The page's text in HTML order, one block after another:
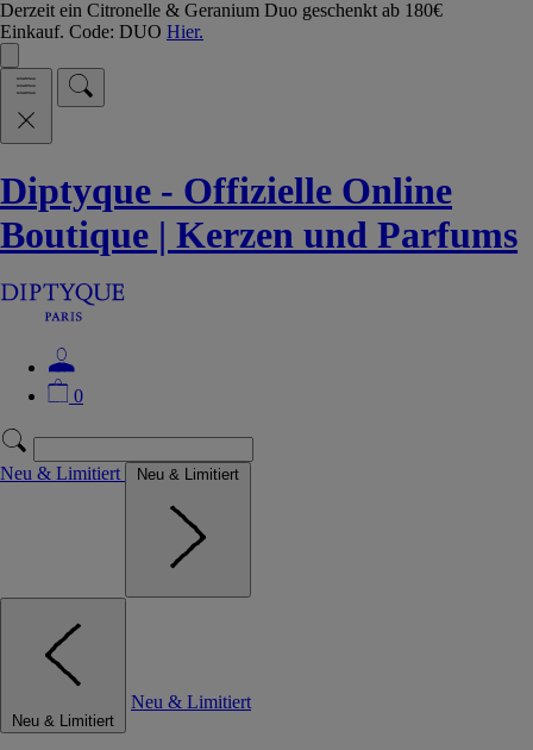
Derzeit ein Citronelle & Geranium Duo geschenkt ab 180€
Einkauf. Code: DUO Hier.
Diptyque - Offizielle Online
Boutique | Kerzen und Parfums
0
Neu & Limitiert Neu & Limitiert
Neu & Limitiert
Neu & Limitiert